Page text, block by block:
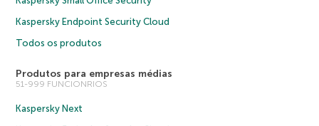
Kaspersky Endpoint Security Cloud
Todos os produtos
Produtos para empresas médias
51-999 FUNCIONRIOS
Kaspersky Next